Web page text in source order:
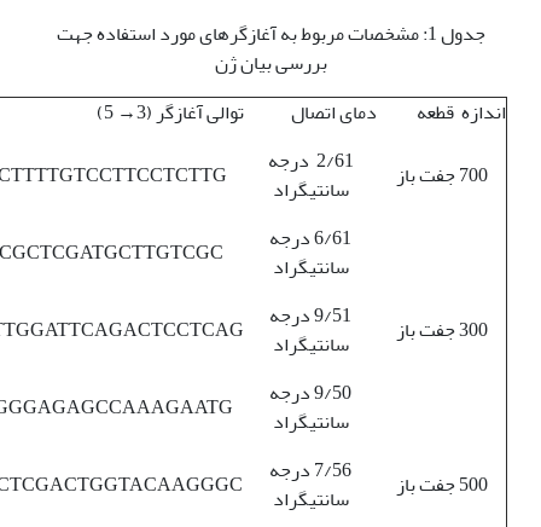
جدول 1: مشخصات مربوط به آغازگرهای مورد استفاده جهت
بررسی بیان ژن
اندازه قطعه
دمای اتصال
توالی آغازگر (3→ 5)
700 جفت باز
2/61 درجه
سانتی‏گراد
6/61 درجه
سانتی‏گراد
300 جفت باز
9/51 درجه
سانتی‏گراد
9/50 درجه
سانتی‏گراد
500 جفت باز
7/56 درجه
سانتی‏گراد